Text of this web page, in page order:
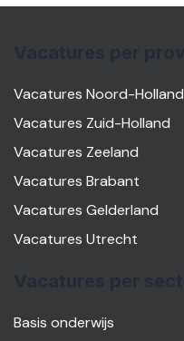
Vacatures Noord-Holland
Vacatures Zuid-Holland
Vacatures Zeeland
Vacatures Brabant
Vacatures Gelderland
Vacatures Utrecht
Basis onderwijs